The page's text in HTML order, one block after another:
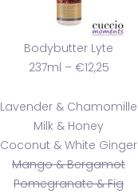
Bodybutter Lyte
237ml – €12,25
Lavender & Chamomille
Milk & Honey
Coconut & White Ginger
Mango & Bergamot
Pomegranate & Fig